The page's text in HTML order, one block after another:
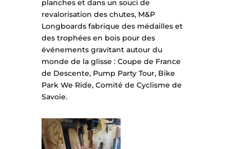
planches et dans un souci de
revalorisation des chutes, M&P
Longboards fabrique des médailles et
des trophées en bois pour des
événements gravitant autour du
monde de la glisse : Coupe de France
de Descente, Pump Party Tour, Bike
Park We Ride, Comité de Cyclisme de
Savoie.